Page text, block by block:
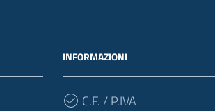
INFORMAZIONI
C.F. / P.IVA